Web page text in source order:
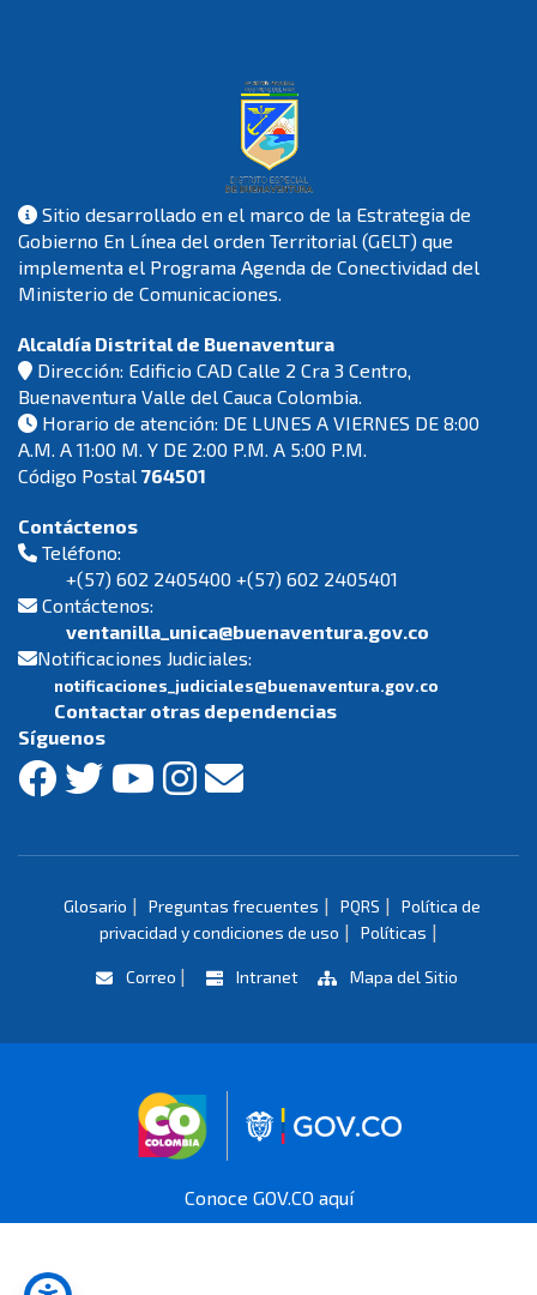
Sitio desarrollado en el marco de la Estrategia de
Gobierno En Línea del orden Territorial (GELT) que
implementa el Programa Agenda de Conectividad del
Ministerio de Comunicaciones.
Alcaldía Distrital de Buenaventura
Dirección: Edificio CAD Calle 2 Cra 3 Centro,
Buenaventura Valle del Cauca Colombia.
Horario de atención: DE LUNES A VIERNES DE 8:00
A.M. A 11:00 M. Y DE 2:00 P.M. A 5:00 P.M.
Código Postal 764501
Contáctenos
Teléfono:
+(57) 602 2405400 +(57) 602 2405401
Contáctenos:
ventanilla_unica@buenaventura.gov.co
Notificaciones Judiciales:
notificaciones_judiciales@buenaventura.gov.co
Contactar otras dependencias
Síguenos
Glosario | Preguntas frecuentes | PQRS |
Política de
privacidad y condiciones de uso | Políticas |
Correo | Intranet Mapa del Sitio
Logo Gobierno
Conoce GOV.CO aquí